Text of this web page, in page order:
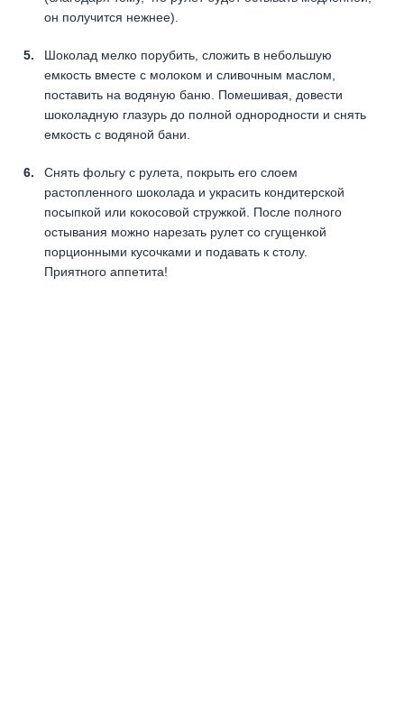
он получится нежнее).
Шоколад мелко порубить, сложить в небольшую
емкость вместе с молоком и сливочным маслом,
поставить на водяную баню. Помешивая, довести
шоколадную глазурь до полной однородности и снять
емкость с водяной бани.
Снять фольгу с рулета, покрыть его слоем
растопленного шоколада и украсить кондитерской
посыпкой или кокосовой стружкой. После полного
остывания можно нарезать рулет со сгущенкой
порционными кусочками и подавать к столу.
Приятного аппетита!